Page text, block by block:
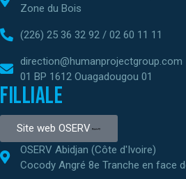
Zone du Bois
(226) 25 36 32 92 / 02 60 11 11
direction@humanprojectgroup.com
01 BP 1612 Ouagadougou 01
Filliale
Site web OSERV
OSERV Abidjan (Côte d'Ivoire)
Cocody Angré 8e Tranche en face